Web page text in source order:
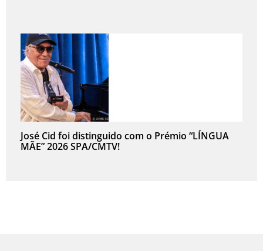
José Cid foi distinguido com o Prémio “LÍNGUA
MÃE” 2026 SPA/CMTV!